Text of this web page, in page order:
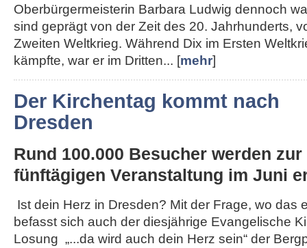
Oberbürgermeisterin Barbara Ludwig dennoch
sind geprägt von der Zeit des 20. Jahrhunderts,
Zweiten Weltkrieg. Während Dix im Ersten
kämpfte, war er im Dritten... [mehr]
Der Kirchentag kommt nach
Dresden
Rund 100.000 Besucher werden zur
fünftägigen Veranstaltung im Juni
Ist dein Herz in Dresden? Mit der Frage, wo das
befasst sich auch der diesjährige Evangelische
Losung „...da wird auch dein Herz sein“ der